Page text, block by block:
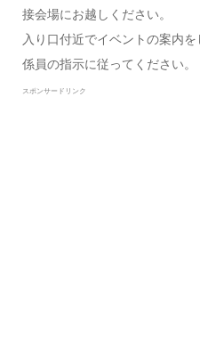
接会場にお越しください。
入り口付近でイベントの案内
係員の指示に従ってください。
スポンサードリンク